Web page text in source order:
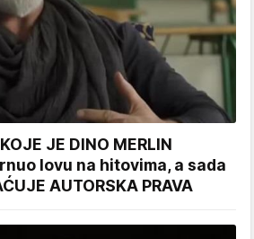
JE DINO MERLIN
lovu na hitovima, a sada
AUTORSKA PRAVA